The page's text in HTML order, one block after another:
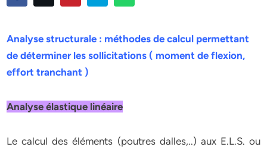
Analyse structurale : méthodes de calcul permettant
de déterminer les sollicitations ( moment de flexion,
effort tranchant )
Analyse élastique linéaire
Le calcul des éléments (poutres dalles,..) aux E.L.S. ou